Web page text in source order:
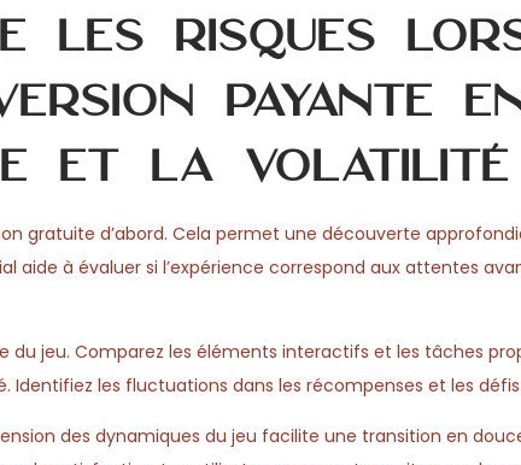
les risques
payante
et la volatilité
gratuite d’abord. Cela permet une découverte
aide à évaluer si l’expérience correspond aux attentes
du jeu. Comparez les éléments interactifs et les tâches
Identifiez les fluctuations dans les récompenses et les
des dynamiques du jeu facilite une transition en